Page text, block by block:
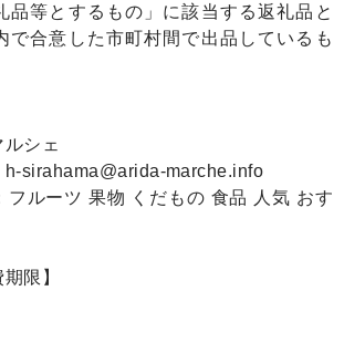
品等とするもの」に該当する返礼品と
で合意した市町村間で出品しているも
シェ
h-sirahama@arida-marche.info
フルーツ 果物 くだもの 食品 人気 おす
限】